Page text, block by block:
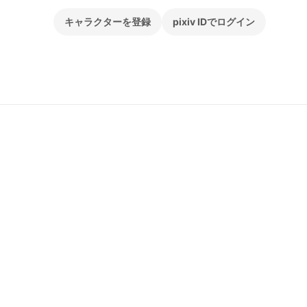
キャラクターを登録 pixiv IDでログイン